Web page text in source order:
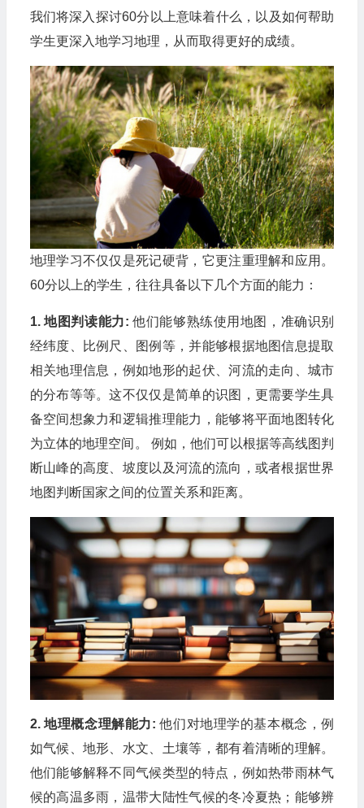
我们将深入探讨60分以上意味着什么，以及如何帮助
学生更深入地学习地理，从而取得更好的成绩。
地理学习不仅仅是死记硬背，它更注重理解和应用。
60分以上的学生，往往具备以下几个方面的能力：
1. 地图判读能力: 他们能够熟练使用地图，准确识别
经纬度、比例尺、图例等，并能够根据地图信息提取
相关地理信息，例如地形的起伏、河流的走向、城市
的分布等等。这不仅仅是简单的识图，更需要学生具
备空间想象力和逻辑推理能力，能够将平面地图转化
为立体的地理空间。 例如，他们可以根据等高线图判
断山峰的高度、坡度以及河流的流向，或者根据世界
地图判断国家之间的位置关系和距离。
2. 地理概念理解能力: 他们对地理学的基本概念，例
如气候、地形、水文、土壤等，都有着清晰的理解。
他们能够解释不同气候类型的特点，例如热带雨林气
候的高温多雨，温带大陆性气候的冬冷夏热；能够辨